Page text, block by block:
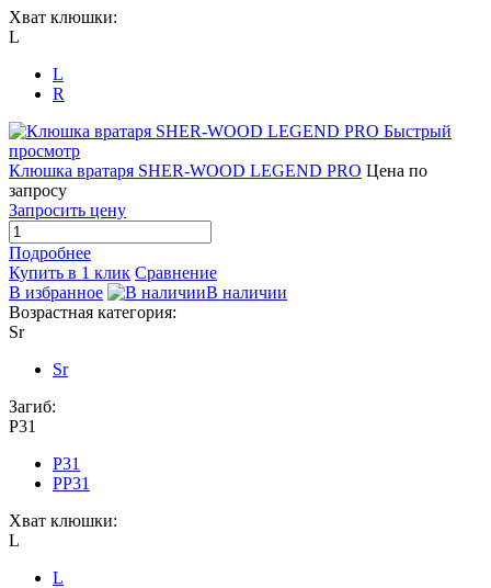
Хват клюшки:
L
L
R
Быстрый
просмотр
Клюшка вратаря SHER-WOOD LEGEND PRO Цена по
запросу
Запросить цену
Подробнее
Купить в 1 клик Сравнение
В избранное
В наличии
Возрастная категория:
Sr
Sr
Загиб:
P31
P31
PP31
Хват клюшки:
L
L